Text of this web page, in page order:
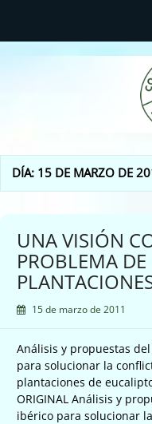
DÍA: 15 DE MARZO DE
UNA VISIÓN
PROBLEMA DE
15 de marzo de 2011
Análisis y propuestas
para solucionar la
plantaciones de
ORIGINAL Análisis y
ibérico para solucionar